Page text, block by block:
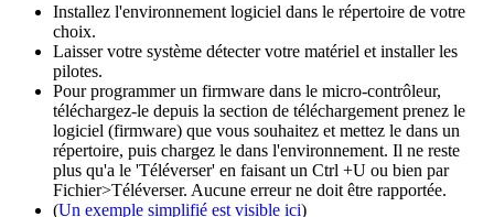
Installez l'environnement logiciel dans le répertoire de votre
choix.
Laisser votre système détecter votre matériel et installer les
pilotes.
Pour programmer un firmware dans le micro-contrôleur,
téléchargez-le depuis la section de téléchargement prenez le
logiciel (firmware) que vous souhaitez et mettez le dans un
répertoire, puis chargez le dans l'environnement. Il ne reste
plus qu'a le 'Téléverser' en faisant un Ctrl +U ou bien par
Fichier>Téléverser. Aucune erreur ne doit être rapportée.
(Un exemple simplifié est visible ici)